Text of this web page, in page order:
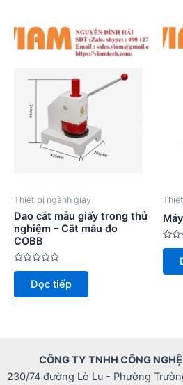
Thiết bị ngành giấy
Dao cắt mẫu giấy trong thử
nghiệm – Cắt mẫu đo
COBB
Được
hạng
0
Đọc tiếp
Được
hạng
0
CÔNG TY TNHH CÔNG
230/74 đường Lò Lu - Phường